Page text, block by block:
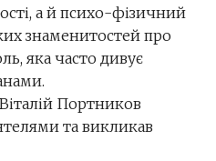
а й психо-фізичний
знаменитостей про
яка часто дивує
Портников
та викликав